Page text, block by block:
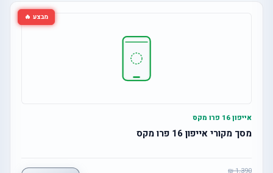
מבצע 🔥
אייפון 16 פרו מקס
מסך מקורי אייפון 16 פרו מקס
1,390